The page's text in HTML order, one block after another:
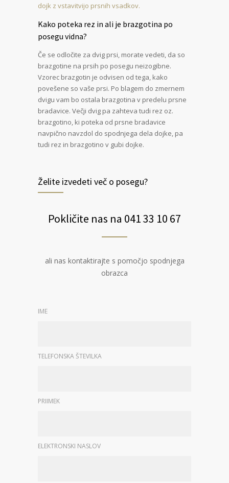
dojk z vstavitvijo prsnih vsadkov.
Kako poteka rez in ali je brazgotina po
posegu vidna?
Če se odločite za dvig prsi, morate vedeti, da so
brazgotine na prsih po posegu neizogibne.
Vzorec brazgotin je odvisen od tega, kako
povešene so vaše prsi. Po blagem do zmernem
dvigu vam bo ostala brazgotina v predelu prsne
bradavice. Večji dvig pa zahteva tudi rez oz.
brazgotino, ki poteka od prsne bradavice
navpično navzdol do spodnjega dela dojke, pa
tudi rez in brazgotino v gubi dojke.
Želite izvedeti več o posegu?
Pokličite nas na 041 33 10 67
ali nas kontaktirajte s pomočjo spodnjega
obrazca
IME
TELEFONSKA ŠTEVILKA
PRIIMEK
ELEKTRONSKI NASLOV